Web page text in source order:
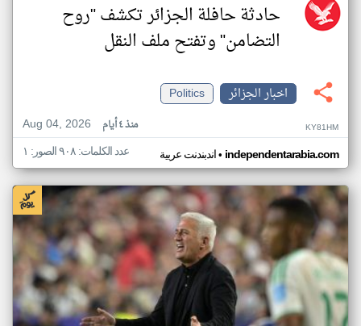
حادثة حافلة الجزائر تكشف "روح
التضامن" وتفتح ملف النقل
اخبار الجزائر
Politics
Aug 04, 2026
منذ ٤ أيام KY81HM
اندبندنت عربية• independentarabia.com عدد الكلمات: ٩٠٨ الصور: ١